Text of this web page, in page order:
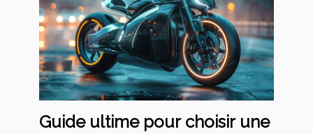
Guide ultime pour choisir une